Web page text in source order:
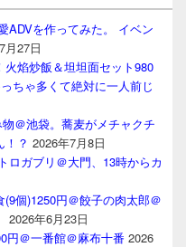
ADVを作ってみた。 イベン
月27日
焰炒飯＆坦坦面セット980
ちゃ多くて絶対に一人前じ
＠池袋。蕎麦がメチャクチ
！？ 2026年7月8日
ロガブリ＠大門、13時からカ
個)1250円＠餃子の肉太郎＠
2026年6月23日
円＠一番館＠麻布十番 2026